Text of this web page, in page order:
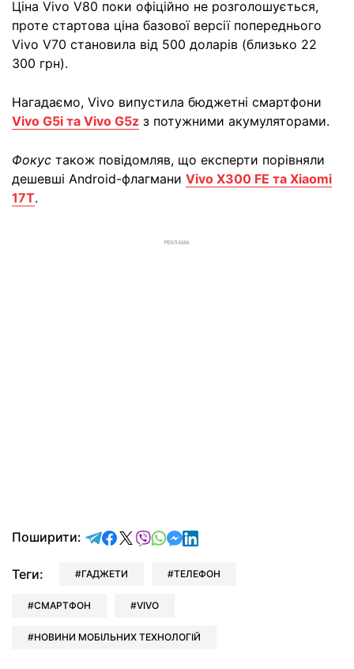
Ціна Vivo V80 поки офіційно не розголошується,
проте стартова ціна базової версії попереднього
Vivo V70 становила від 500 доларів (близько 22
300 грн).
Нагадаємо, Vivo випустила бюджетні смартфони
Vivo G5i та Vivo G5z з потужними акумуляторами.
Фокус також повідомляв, що експерти порівняли
дешевші Android-флагмани Vivo X300 FE та Xiaomi
17T.
РЕКЛАМА
Поширити: відправити у Telegram
поділитись у Facebook
поділитись у X
відправити у Viber
відправити у Whatsapp
відправити у Messenger
відправити у LinkedIn
Теги: ГАДЖЕТИ ТЕЛЕФОН
СМАРТФОН VIVO
НОВИНИ МОБІЛЬНИХ ТЕХНОЛОГІЙ